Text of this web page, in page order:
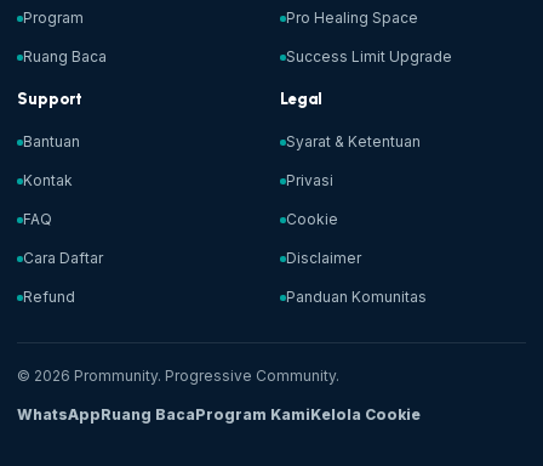
Program
Ruang Baca
Pro Healing Space
Success Limit Upgrade
Support
Bantuan
Kontak
FAQ
Cara Daftar
Refund
Legal
Syarat & Ketentuan
Privasi
Cookie
Disclaimer
Panduan Komunitas
© 2026 Prommunity. Progressive Community.
WhatsAppRuang BacaProgram KamiKelola Cookie